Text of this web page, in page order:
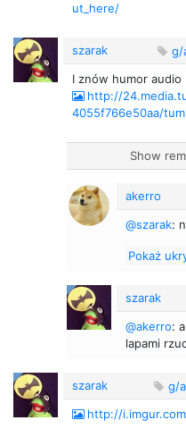
ut_here/
szarak
g/
I znów humor audio
http://
4055f766e50aa/
Show
akerro
@szarak:
Pokaż
szarak
@akerro:
lapami
szarak
g/
http://